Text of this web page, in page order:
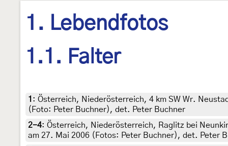
1. Lebendfotos
1.1. Falter
1 : Österreich, Niederösterreich, 4 km SW Wr.
(Foto: Peter Buchner), det. Peter Buchner
2-4: Österreich, Niederösterreich, Raglitz bei
am 27. Mai 2006 (Fotos: Peter Buchner), det. Peter